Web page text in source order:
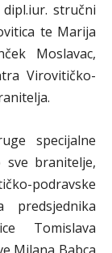
stručni
te Marija
Moslavac,
Virovitičko-
specijalne
branitelje,
podravske
predsjednika
Tomislava